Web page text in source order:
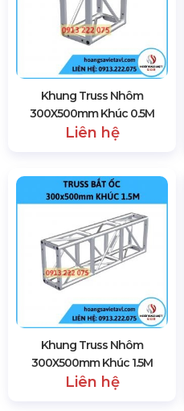
Khung Truss Nhôm
300X500mm Khúc 0.5M
Liên hệ
Khung Truss Nhôm
300X500mm Khúc 1.5M
Liên hệ